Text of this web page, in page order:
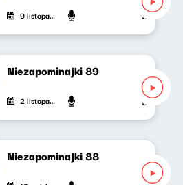
9 listopada 2025 Weronika
Niezapominajki 89
2 listopada 2025 Weronika
Niezapominajki 88